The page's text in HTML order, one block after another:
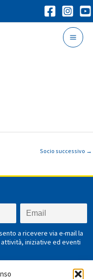
Socio successivo →
a ricevere via e-mail la
iniziative ed eventi